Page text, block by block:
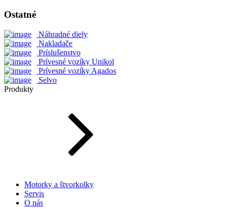
Ostatné
Náhradné diely
Nakladače
Príslušenstvo
Prívesné vozíky Unikol
Prívesné vozíky Agados
Selvo
Produkty
Motorky a štvorkolky
Servis
O nás